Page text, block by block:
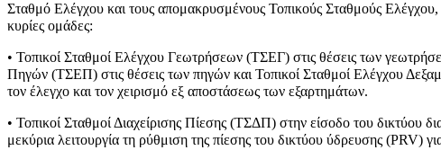
Σταθμό Ελέγχου και τους απομακρυσμένους Τοπικούς Σταθμούς Ελέγχου,
κυρίες ομάδες:
• Τοπικοί Σταθμοί Ελέγχου Γεωτρήσεων (ΤΣΕΓ) στις θέσεις των
Πηγών (ΤΣΕΠ) στις θέσεις των πηγών και Τοπικοί Σταθμοί Ελέγχου
τον έλεγχο και τον χειρισμό εξ αποστάσεως των εξαρτημάτων.
• Τοπικοί Σταθμοί Διαχείρισης Πίεσης (ΤΣΔΠ) στην είσοδο του δικτύου
μεκύρια λειτουργία τη ρύθμιση της πίεσης του δικτύου ύδρευσης (PRV)